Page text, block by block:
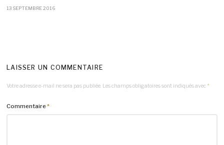
13 SEPTEMBRE 2016
LAISSER UN COMMENTAIRE
Votre adresse e-mail ne sera pas publiée. Les champs obligatoires sont indiqués avec *
Commentaire*